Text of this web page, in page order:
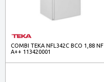
COMBI TEKA NFL342C BCO 1,88 NF
A++ 113420001